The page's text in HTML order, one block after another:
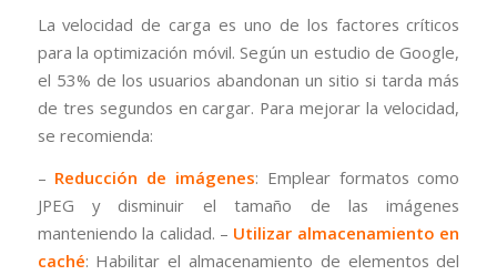
La velocidad de carga es uno de los factores críticos
para la optimización móvil. Según un estudio de Google,
el 53% de los usuarios abandonan un sitio si tarda más
de tres segundos en cargar. Para mejorar la velocidad,
se recomienda:
– Reducción de imágenes: Emplear formatos como
JPEG y disminuir el tamaño de las imágenes
manteniendo la calidad. – Utilizar almacenamiento en
caché: Habilitar el almacenamiento de elementos del